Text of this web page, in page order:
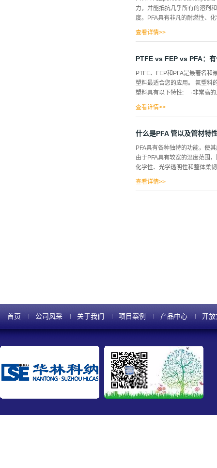
价值。 3.含氟聚合物不含添加
物基本纯度解决了制药、医疗
有异物转移到流经它们的高纯
在的有害物质。这种纯度还意
力，并能抵抗几乎所有的溶剂
度。PFA具有非凡的耐燃性、
一种合成含氟聚合物。1938年
周知的“光滑”特性。聚四氟乙
多地方，如平底锅和炊具的不
乙烯是一种特殊的润滑剂，当
差异需要考虑。PFA可以通过
查看详情>>
PTFE vs FEP vs PFA：
PTFE、FEP和PFA是最著名
塑料最适合您的应用。 氟塑料
塑料具有以下特性: ·非常高
氟聚合物可以提供良好的价格
众不同: ·最佳性价比
查看详情>>
什么是PFA 管以及管材特
PFA具有各种独特的功能，使
由于PFA具有较宽的温度范围
化学性、光学透明性和整体柔
查看详情>>
首页 公司风采 关于我们 项目案例 产品中心 开放